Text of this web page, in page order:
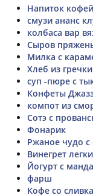
Напиток
смузи ананс
колбаса вар
Сыров
Милка с
Хлеб из гречки
суп -пюре с
Конфеты
компот из
Сотэ с
Фонарик
Ржаное чудо
Винегрет
Йогурт с
фарш
Кофе со